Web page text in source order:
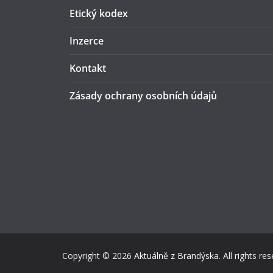
Etický kodex
Inzerce
Kontakt
Zásady ochrany osobních údajů
Copyright © 2026 Aktuálně z Brandýska. All rights